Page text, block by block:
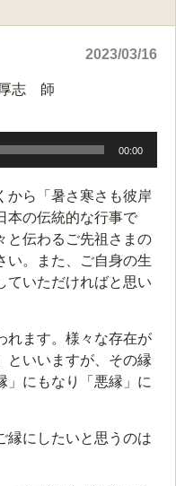
2023/03/16
志 師
00:00
から「暑さ寒さも彼岸
本の伝統的な行事で
と伝わるご先祖さまの
い。また、ご自身の生
ていただければと思い
れます。様々な存在が
といいますが、その縁
」にもなり「悪縁」に
縁にしたいと思うのは